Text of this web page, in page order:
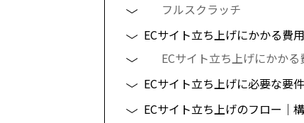
フルスクラッチ
ECサイト立ち上げにかかる費
ECサイト立ち上げにかか
ECサイト立ち上げに必要な要
ECサイト立ち上げのフロー｜